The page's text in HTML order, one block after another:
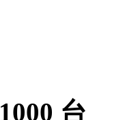
1000 台